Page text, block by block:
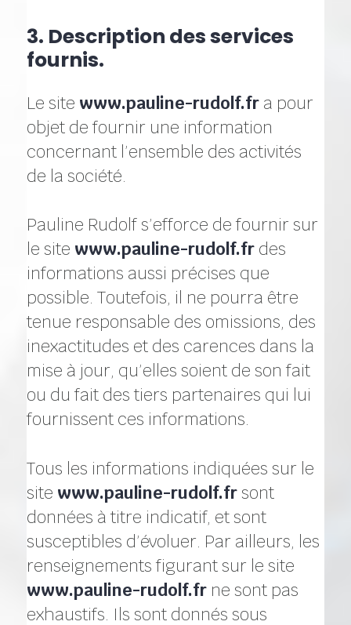
3. Description des services
fournis.
Le site www.pauline-rudolf.fr a pour
objet de fournir une information
concernant l’ensemble des activités
de la société.
Pauline Rudolf s’efforce de fournir sur
le site www.pauline-rudolf.fr des
informations aussi précises que
possible. Toutefois, il ne pourra être
tenue responsable des omissions, des
inexactitudes et des carences dans la
mise à jour, qu’elles soient de son fait
ou du fait des tiers partenaires qui lui
fournissent ces informations.
Tous les informations indiquées sur le
site www.pauline-rudolf.fr sont
données à titre indicatif, et sont
susceptibles d’évoluer. Par ailleurs, les
renseignements figurant sur le site
www.pauline-rudolf.fr ne sont pas
exhaustifs. Ils sont donnés sous